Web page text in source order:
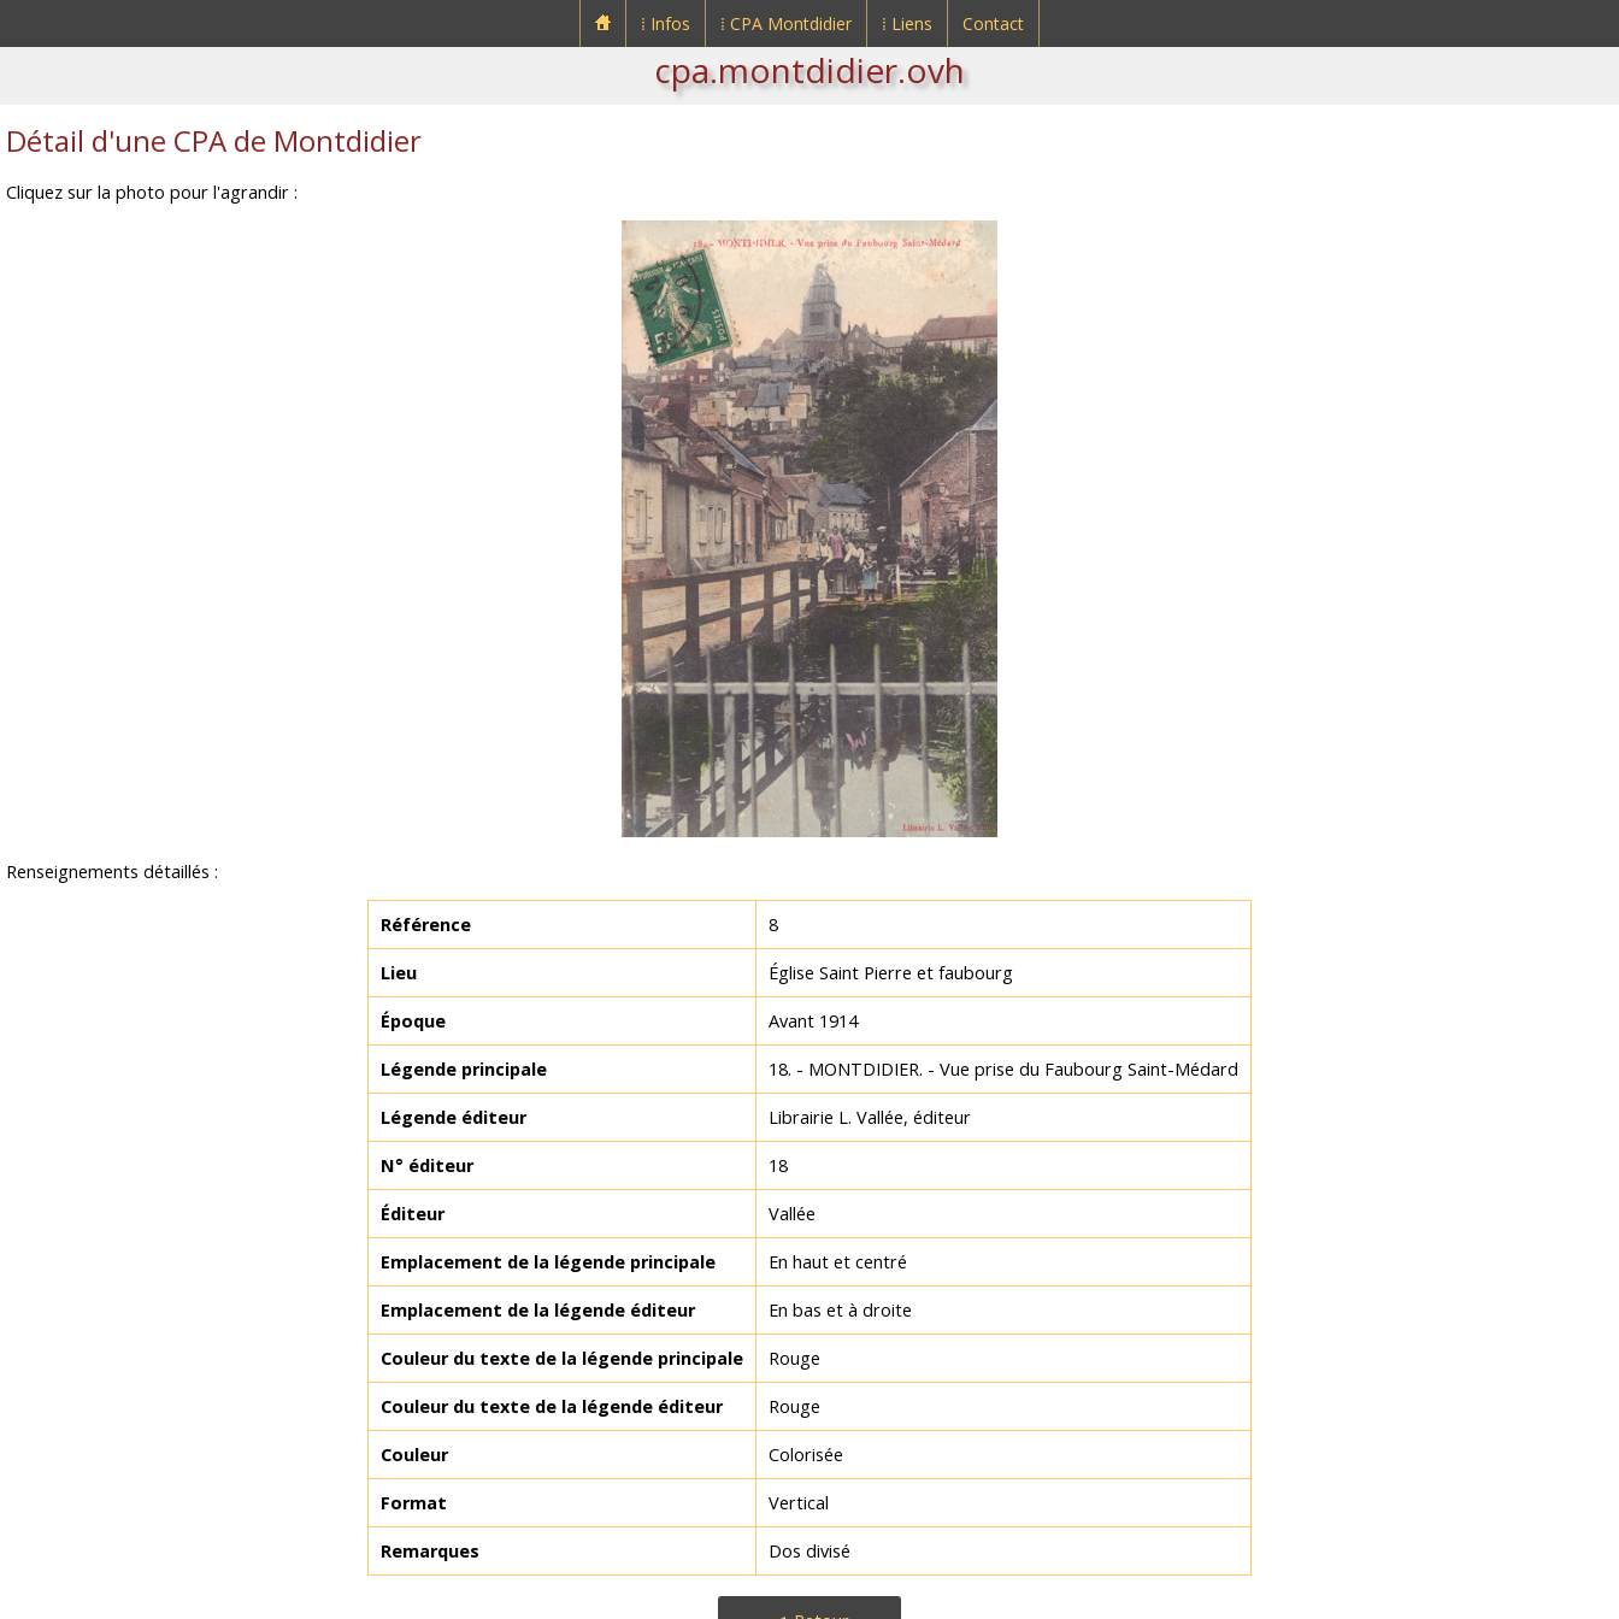
⁞ Infos ⁞ CPA Montdidier ⁞ Liens Contact
cpa.montdidier.ovh
Détail d'une CPA de Montdidier
Cliquez sur la photo pour l'agrandir :
Renseignements détaillés :
Référence 8
Lieu Église Saint Pierre et faubourg
Époque Avant 1914
Légende principale 18. - MONTDIDIER. - Vue prise du Faubourg Saint-Médard
Légende éditeur Librairie L. Vallée, éditeur
N° éditeur 18
Éditeur Vallée
Emplacement de la légende principale En haut et centré
Emplacement de la légende éditeur En bas et à droite
Couleur du texte de la légende principale Rouge
Couleur du texte de la légende éditeur Rouge
Couleur Colorisée
Format Vertical
Remarques Dos divisé